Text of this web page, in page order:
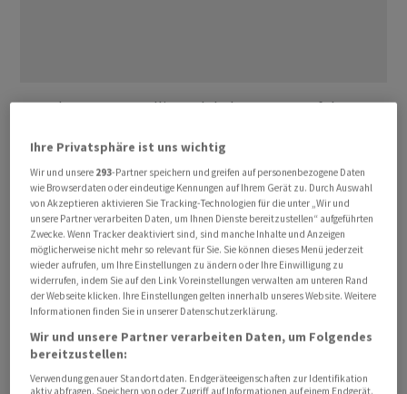
Berechnungen von Allianz Global Investors zufolge
Aktienindex MSCI Europe im vergangenen Jahr bereits
rund 382 Milliarden Euro an Anteilseigner
ausgeschüttet. Das ist ein Rekordwert. Und es soll 2023
noch besser werden.
Schätzungen der Allianz zufolge ist für 2023 mit einem
weiteren Anstieg der Dividendensumme um gut 1
Prozent auf 387 Milliarden Euro zu rechnen, wie Allianz
Global Investors in einem Communiqué mitteilt. "In
einem wirtschaftlich und geopolitisch
herausfordernden Jahr 2022 haben sich die
Ihre Privatsphäre ist uns wichtig
Wir und unsere 293-Partner speichern und greifen auf personenbezogene Daten
wie Browserdaten oder eindeutige Kennungen auf Ihrem Gerät zu. Durch Auswahl
von Akzeptieren aktivieren Sie Tracking-Technologien für die unter „Wir und
unsere Partner verarbeiten Daten, um Ihnen Dienste bereitzustellen“ aufgeführten
Zwecke. Wenn Tracker deaktiviert sind, sind manche Inhalte und Anzeigen
möglicherweise nicht mehr so relevant für Sie. Sie können dieses Menü jederzeit
wieder aufrufen, um Ihre Einstellungen zu ändern oder Ihre Einwilligung zu
widerrufen, indem Sie auf den Link Voreinstellungen verwalten am unteren Rand
der Webseite klicken. Ihre Einstellungen gelten innerhalb unseres Website. Weitere
Informationen finden Sie in unserer Datenschutzerklärung.
Wir und unsere Partner verarbeiten Daten, um Folgendes
bereitzustellen:
Verwendung genauer Standortdaten. Endgeräteeigenschaften zur Identifikation
aktiv abfragen. Speichern von oder Zugriff auf Informationen auf einem Endgerät.